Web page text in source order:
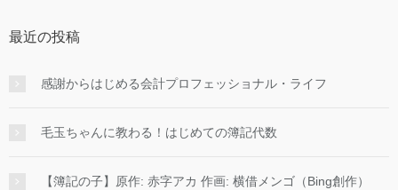
最近の投稿
感謝からはじめる会計プロフェッショナル・ライフ
毛玉ちゃんに教わる！はじめての簿記代数
【簿記の子】原作: 赤字アカ 作画: 横借メンゴ（Bing創作）